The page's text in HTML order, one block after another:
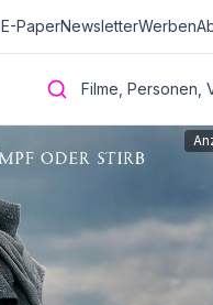
E-PaperNewsletterWerben
Filme, Personen,